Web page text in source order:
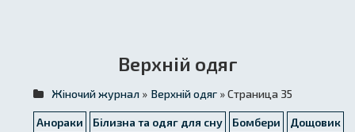
Верхній одяг
Жіночий журнал » Верхній одяг » Страница 35
Анораки Білизна та одяг для сну Бомбери
Дощовик